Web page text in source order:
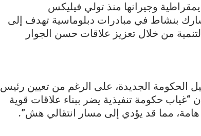
وجيرانها منذ تولي فيليكس
بنشاط في مبادرات دبلوماسية تهدف إلى
من خلال تعزيز علاقات حسن الجوار
الجديدة، على الرغم من تعيين رئيس
من أن “غياب حكومة تنفيذية يضر ببناء علاقات قوية
مما قد يؤدي إلى مسار انتقالي هش”.